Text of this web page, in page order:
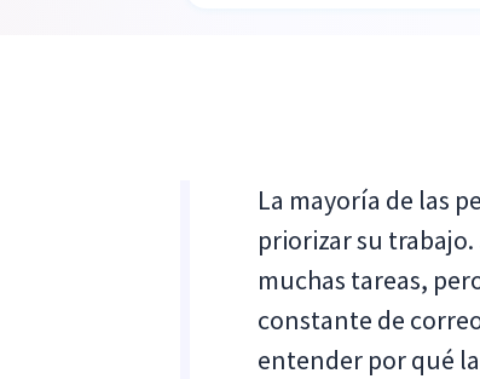
La mayoría de las
priorizar su
muchas tareas,
constante de
entender por qué